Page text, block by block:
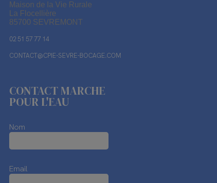
Maison de la Vie Rurale
La Flocellière
85700 SEVREMONT
02 51 57 77 14
CONTACT@CPIE-SEVRE-BOCAGE.COM
CONTACT MARCHE
POUR L'EAU
Nom
Email